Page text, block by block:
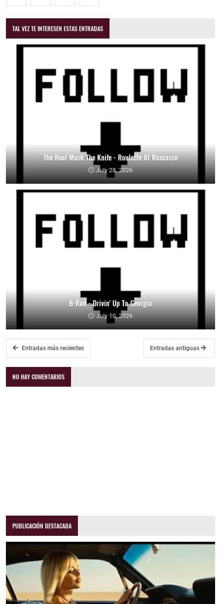
TAL VEZ TE INTERESEN ESTAS ENTRADAS
The Real Mack The Knife - Roulette At Rascasse
July 28, 2026
B-Rad - Drivin' Up To Georgia
July 10, 2026
Entradas más recientes Entradas antiguas
NO HAY COMENTARIOS
PUBLICACIÓN DESTACADA